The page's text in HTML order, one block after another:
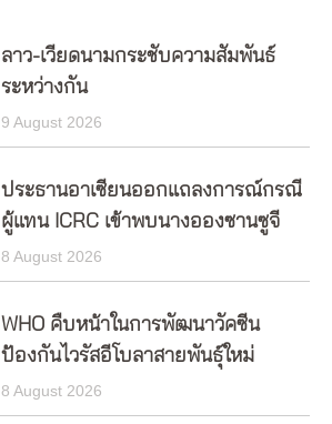
ลาว-เวียดนามกระชับความสัมพันธ์
ระหว่างกัน
9 August 2026
ประธานอาเซียนออกแถลงการณ์กรณี
ผู้แทน ICRC เข้าพบนางอองซานซูจี
8 August 2026
WHO คืบหน้าในการพัฒนาวัคซีน
ป้องกันไวรัสอีโบลาสายพันธุ์ใหม่
8 August 2026